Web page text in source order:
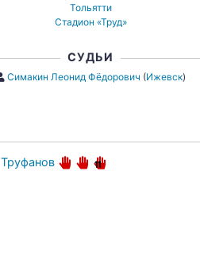
Тольятти
Стадион «Труд»
СУДЬИ
Симакин Леонид Фёдорович (Ижевск)
Труфанов